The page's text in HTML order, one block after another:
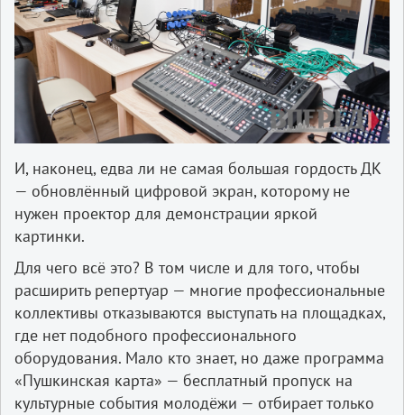
И, наконец, едва ли не самая большая гордость ДК
— обновлённый цифровой экран, которому не
нужен проектор для демонстрации яркой
картинки.
Для чего всё это? В том числе и для того, чтобы
расширить репертуар — многие профессиональные
коллективы отказываются выступать на площадках,
где нет подобного профессионального
оборудования. Мало кто знает, но даже программа
«Пушкинская карта» — бесплатный пропуск на
культурные события молодёжи — отбирает только